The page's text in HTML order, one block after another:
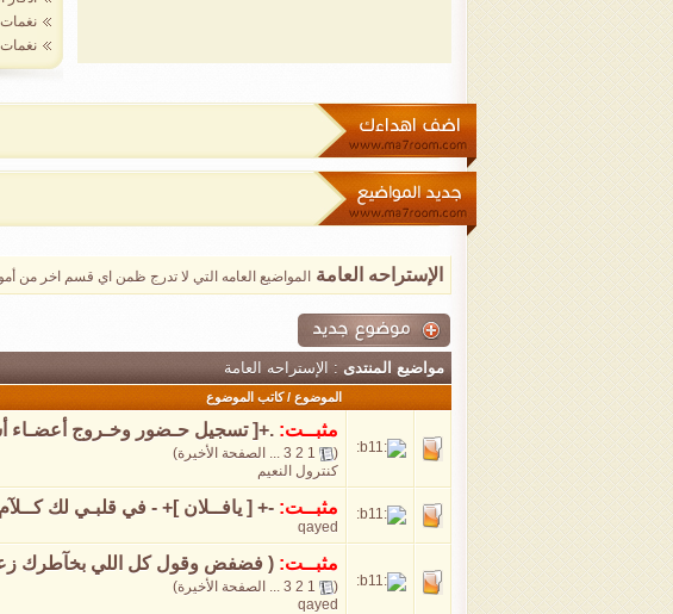
نغمات
نغمات
الإستراحه العامة المواضيع العامه التي لا تدرج ظمن اي قسم اخر من
مواضيع المنتدى : الإستراحه العامة
الموضوع /كاتب الموضوع
مثبــت: .+[ تسجيل حـضور وخـروج أعضـاء
(
1
2
3
... الصفحة الأخيرة)
كنترول النعيم
مثبــت: -+ [ يافــلان ]+ - في قلبـي لك كــلآم
qayed
مثبــت: ( فضفض وقول كل اللي بخآطرك
(
1
2
3
... الصفحة الأخيرة)
qayed